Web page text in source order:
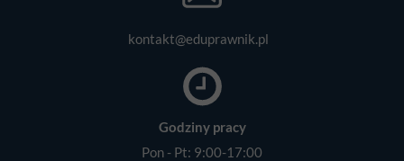
kontakt@eduprawnik.pl
Godziny pracy
Pon - Pt: 9:00-17:00